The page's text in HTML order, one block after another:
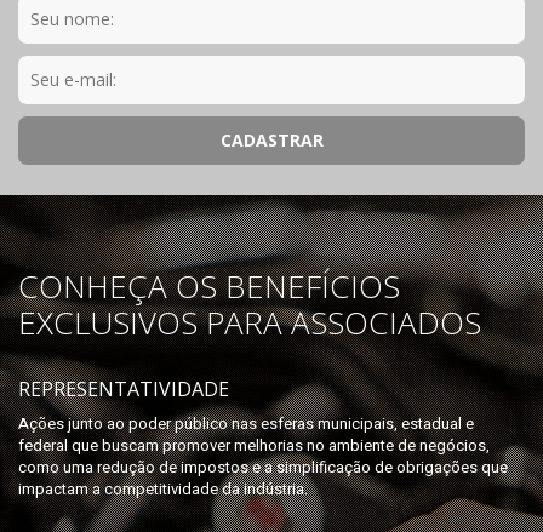
CONHEÇA OS BENEFÍCIOS
EXCLUSIVOS PARA ASSOCIADOS
REPRESENTATIVIDADE
Ações junto ao poder público nas esferas municipais, estadual e
federal que buscam promover melhorias no ambiente de negócios,
como uma redução de impostos e a simplificação de obrigações que
impactam a competitividade da indústria.